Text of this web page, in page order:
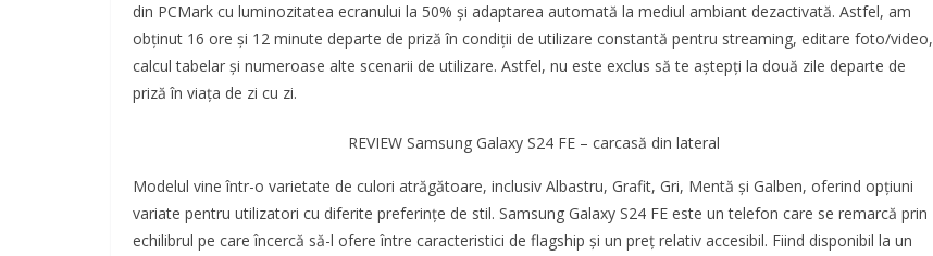
din PCMark cu luminozitatea ecranului la 50% și adaptarea automată la mediul ambiant dezactivată. Astfel, am
obținut 16 ore și 12 minute departe de priză în condiții de utilizare constantă pentru streaming, editare foto/video,
calcul tabelar și numeroase alte scenarii de utilizare. Astfel, nu este exclus să te aștepți la două zile departe de
priză în viața de zi cu zi.
REVIEW Samsung Galaxy S24 FE – carcasă din lateral
Modelul vine într-o varietate de culori atrăgătoare, inclusiv Albastru, Grafit, Gri, Mentă și Galben, oferind opțiuni
variate pentru utilizatori cu diferite preferințe de stil. Samsung Galaxy S24 FE este un telefon care se remarcă prin
echilibrul pe care încercă să-l ofere între caracteristici de flagship și un preț relativ accesibil. Fiind disponibil la un